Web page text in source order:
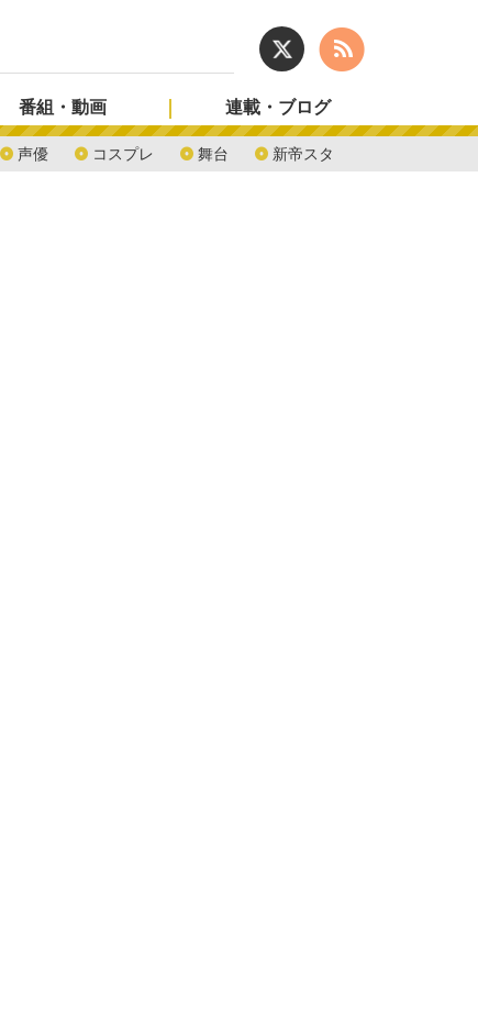
声優 コスプレ 舞台 新帝スタ
番組・動画 連載・ブログ